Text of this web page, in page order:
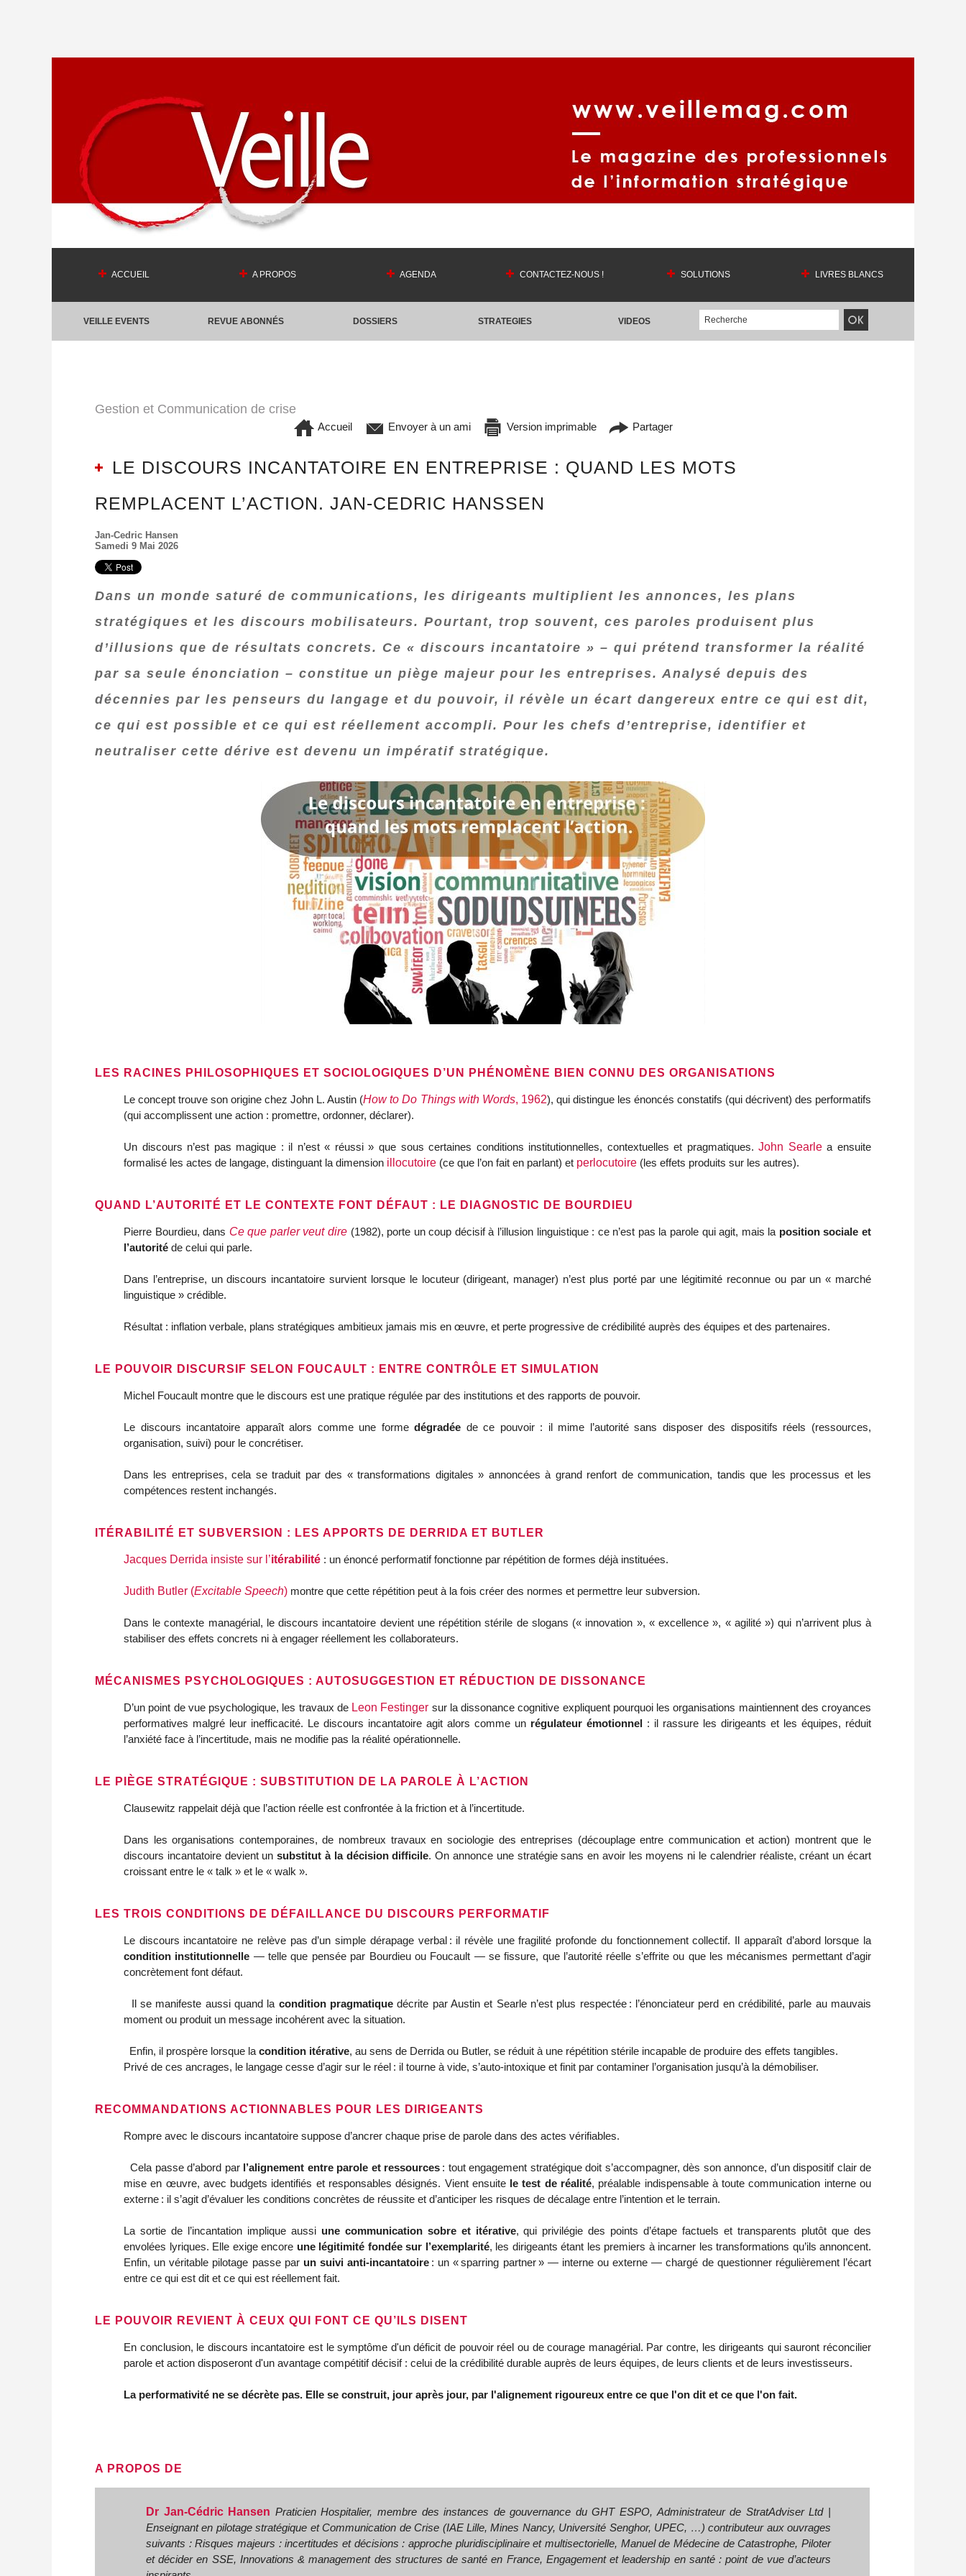
ACCUEIL A PROPOS AGENDA CONTACTEZ-NOUS ! SOLUTIONS LIVRES BLANCS
VEILLE EVENTS REVUE ABONNÉS DOSSIERS STRATEGIES VIDEOS
Gestion et Communication de crise
Accueil Envoyer à un ami Version imprimable Partager
LE DISCOURS INCANTATOIRE EN ENTREPRISE : QUAND LES MOTS
REMPLACENT L’ACTION. JAN-CEDRIC HANSSEN
Jan-Cedric Hansen
Samedi 9 Mai 2026
Dans un monde saturé de communications, les dirigeants multiplient les annonces, les plans
stratégiques et les discours mobilisateurs. Pourtant, trop souvent, ces paroles produisent plus
d’illusions que de résultats concrets. Ce « discours incantatoire » – qui prétend transformer la réalité
par sa seule énonciation – constitue un piège majeur pour les entreprises. Analysé depuis des
décennies par les penseurs du langage et du pouvoir, il révèle un écart dangereux entre ce qui est dit,
ce qui est possible et ce qui est réellement accompli. Pour les chefs d’entreprise, identifier et
neutraliser cette dérive est devenu un impératif stratégique.
LES RACINES PHILOSOPHIQUES ET SOCIOLOGIQUES D’UN PHÉNOMÈNE BIEN CONNU DES ORGANISATIONS
Le concept trouve son origine chez John L. Austin (How to Do Things with Words, 1962), qui distingue les énoncés constatifs (qui décrivent) des performatifs
(qui accomplissent une action : promettre, ordonner, déclarer).
Un discours n’est pas magique : il n’est « réussi » que sous certaines conditions institutionnelles, contextuelles et pragmatiques.John Searlea ensuite
formalisé les actes de langage, distinguant la dimension illocutoire (ce que l’on fait en parlant) et perlocutoire (les effets produits sur les autres).
QUAND L’AUTORITÉ ET LE CONTEXTE FONT DÉFAUT : LE DIAGNOSTIC DE BOURDIEU
Pierre Bourdieu, dans Ce que parler veut dire (1982), porte un coup décisif à l’illusion linguistique : ce n’est pas la parole qui agit, mais la position sociale et
l’autorité de celui qui parle.
Dans l’entreprise, un discours incantatoire survient lorsque le locuteur (dirigeant, manager) n’est plus porté par une légitimité reconnue ou par un « marché
linguistique » crédible.
Résultat : inflation verbale, plans stratégiques ambitieux jamais mis en œuvre, et perte progressive de crédibilité auprès des équipes et des partenaires.
LE POUVOIR DISCURSIF SELON FOUCAULT : ENTRE CONTRÔLE ET SIMULATION
Michel Foucault montre que le discours est une pratique régulée par des institutions et des rapports de pouvoir.
Le discours incantatoire apparaît alors comme une formedégradée de ce pouvoir : il mime l’autorité sans disposer des dispositifs réels (ressources,
organisation, suivi) pour le concrétiser.
Dans les entreprises, cela se traduit par des « transformations digitales » annoncées à grand renfort de communication, tandis que les processus et les
compétences restent inchangés.
ITÉRABILITÉ ET SUBVERSION : LES APPORTS DE DERRIDA ET BUTLER
Jacques Derrida insiste sur l’itérabilité : un énoncé performatif fonctionne par répétition de formes déjà instituées.
Judith Butler (Excitable Speech) montre que cette répétition peut à la fois créer des normes et permettre leur subversion.
Dans le contexte managérial, le discours incantatoire devient une répétition stérile de slogans (« innovation », « excellence », « agilité ») qui n’arrivent plus à
stabiliser des effets concrets ni à engager réellement les collaborateurs.
MÉCANISMES PSYCHOLOGIQUES : AUTOSUGGESTION ET RÉDUCTION DE DISSONANCE
D’un point de vue psychologique, les travaux de Leon Festinger sur la dissonance cognitive expliquent pourquoi les organisations maintiennent des croyances
performatives malgré leur inefficacité. Le discours incantatoire agit alors comme un régulateur émotionnel : il rassure les dirigeants et les équipes, réduit
l’anxiété face à l’incertitude, mais ne modifie pas la réalité opérationnelle.
LE PIÈGE STRATÉGIQUE : SUBSTITUTION DE LA PAROLE À L’ACTION
Clausewitz rappelait déjà que l’action réelle est confrontée à la friction et à l’incertitude.
Dans les organisations contemporaines, de nombreux travaux en sociologie des entreprises (découplage entre communication et action) montrent que le
discours incantatoire devient unsubstitut à la décision difficile. On annonce une stratégie sans en avoir les moyens ni le calendrier réaliste, créant un écart
croissant entre le « talk » et le « walk ».
LES TROIS CONDITIONS DE DÉFAILLANCE DU DISCOURS PERFORMATIF
condition institutionnelle — telle que pensée par Bourdieu ou Foucault — se fissure, que l’autorité réelle s’effrite ou que les mécanismes permettant d’agir
concrètement font défaut.
  Il se manifeste aussi quand la
condition pragmatique décrite par Austin et Searle n’est plus respectée : l’énonciateur perd en crédibilité, parle au mauvais
moment ou produit un message incohérent avec la situation.
  Enfin, il prospère lorsque la
condition itérative, au sens de Derrida ou Butler, se réduit à une répétition stérile incapable de produire des effets tangibles.
Privé de ces ancrages, le langage cesse d’agir sur le réel : il tourne à vide, s’auto-intoxique et finit par contaminer l’organisation jusqu’à la démobiliser.
RECOMMANDATIONS ACTIONNABLES POUR LES DIRIGEANTS
Rompre avec le discours incantatoire suppose d’ancrer chaque prise de parole dans des actes vérifiables.
  Cela passe d’abord par
l’alignement entre parole et ressources : tout engagement stratégique doit s’accompagner, dès son annonce, d’un dispositif clair de
mise en œuvre, avec budgets identifiés et responsables désignés. Vient ensuite le test de réalité, préalable indispensable à toute communication interne ou
externe : il s’agit d’évaluer les conditions concrètes de réussite et d’anticiper les risques de décalage entre l’intention et le terrain.
La sortie de l’incantation implique aussi une communication sobre et itérative, qui privilégie des points d’étape factuels et transparents plutôt que des
envolées lyriques. Elle exige encore une légitimité fondée sur l’exemplarité, les dirigeants étant les premiers à incarner les transformations qu’ils annoncent.
Enfin, un véritable pilotage passe par un suivi anti‑incantatoire : un « sparring partner » — interne ou externe — chargé de questionner régulièrement l’écart
entre ce qui est dit et ce qui est réellement fait.
LE POUVOIR REVIENT À CEUX QUI FONT CE QU’ILS DISENT
En conclusion, le discours incantatoire est le symptôme d'un déficit de pouvoir réel ou de courage managérial. Par contre, les dirigeants qui sauront réconcilier
parole et action disposeront d'un avantage compétitif décisif : celui de la crédibilité durable auprès de leurs équipes, de leurs clients et de leurs investisseurs.
La performativité ne se décrète pas. Elle se construit, jour après jour, par l'alignement rigoureux entre ce que l'on dit et ce que l'on fait.
A PROPOS DE
Dr Jan-Cédric Hansen Praticien Hospitalier, membre des instances de gouvernance du GHT ESPO, Administrateur de StratAdviser Ltd |
Enseignant en pilotage stratégique et Communication de Crise (IAE Lille, Mines Nancy, Université Senghor, UPEC, …) contributeur aux ouvrages
suivants : Risques majeurs : incertitudes et décisions : approche pluridisciplinaire et multisectorielle, Manuel de Médecine de Catastrophe, Piloter
et décider en SSE, Innovations & management des structures de santé en France, Engagement et leadership en santé : point de vue d’acteurs